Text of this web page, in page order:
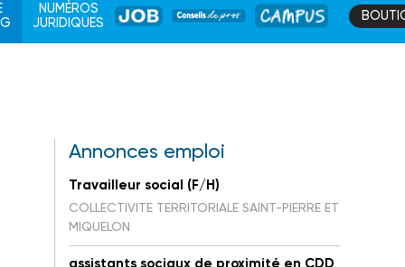
NUMÉROS
JURIDIQUES
JOB
DE
CAMPUS
Annonces emploi
Travailleur social (F/H)
COLLECTIVITE TERRITORIALE SAINT-PIERRE ET
MIQUELON
assistants sociaux de proximité en CDD